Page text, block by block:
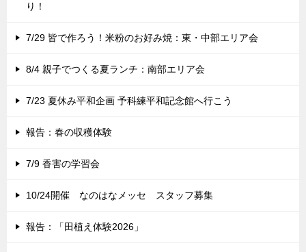
り！
7/29 皆で作ろう！米粉のお好み焼：東・中部エリア会
8/4 親子でつくる夏ランチ：南部エリア会
7/23 夏休み平和企画 予科練平和記念館へ行こう
報告：春の収穫体験
7/9 香害の学習会
10/24開催 なのはなメッセ スタッフ募集
報告：「田植え体験2026」